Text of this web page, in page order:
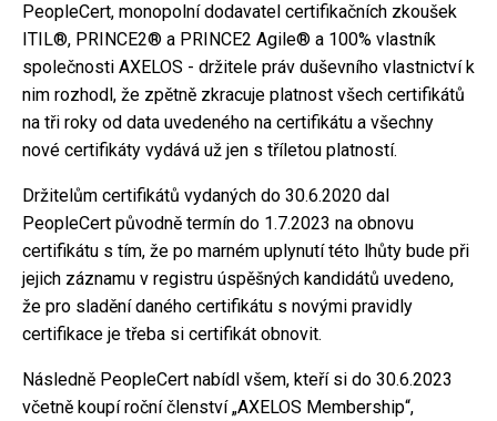
PeopleCert, monopolní dodavatel certifikačních zkoušek
ITIL®, PRINCE2® a PRINCE2 Agile® a 100% vlastník
společnosti AXELOS - držitele práv duševního vlastnictví k
nim rozhodl, že zpětně zkracuje platnost všech certifikátů
na tři roky od data uvedeného na certifikátu a všechny
nové certifikáty vydává už jen s tříletou platností.
Držitelům certifikátů vydaných do 30.6.2020 dal
PeopleCert původně termín do 1.7.2023 na obnovu
certifikátu s tím, že po marném uplynutí této lhůty bude při
jejich záznamu v registru úspěšných kandidátů uvedeno,
že pro sladění daného certifikátu s novými pravidly
certifikace je třeba si certifikát obnovit.
Následně PeopleCert nabídl všem, kteří si do 30.6.2023
včetně koupí roční členství „AXELOS Membership“,